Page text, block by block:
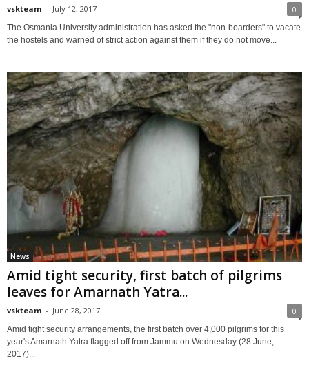
vskteam - July 12, 2017 0
The Osmania University administration has asked the "non-boarders" to vacate
the hostels and warned of strict action against them if they do not move...
News
Amid tight security, first batch of pilgrims
leaves for Amarnath Yatra...
vskteam - June 28, 2017 0
Amid tight security arrangements, the first batch over 4,000 pilgrims for this
year's Amarnath Yatra flagged off from Jammu on Wednesday (28 June,
2017)...